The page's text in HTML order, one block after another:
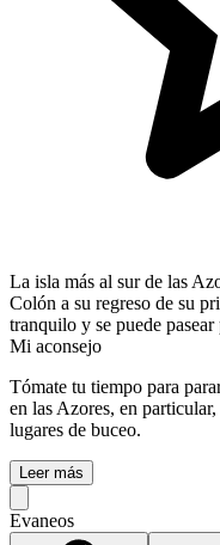
La isla más al sur de las
Colón a su regreso de su
tranquilo y se puede
Mi aconsejo
Tómate tu tiempo para
en las Azores, en
lugares de buceo.
Leer más
Evaneos